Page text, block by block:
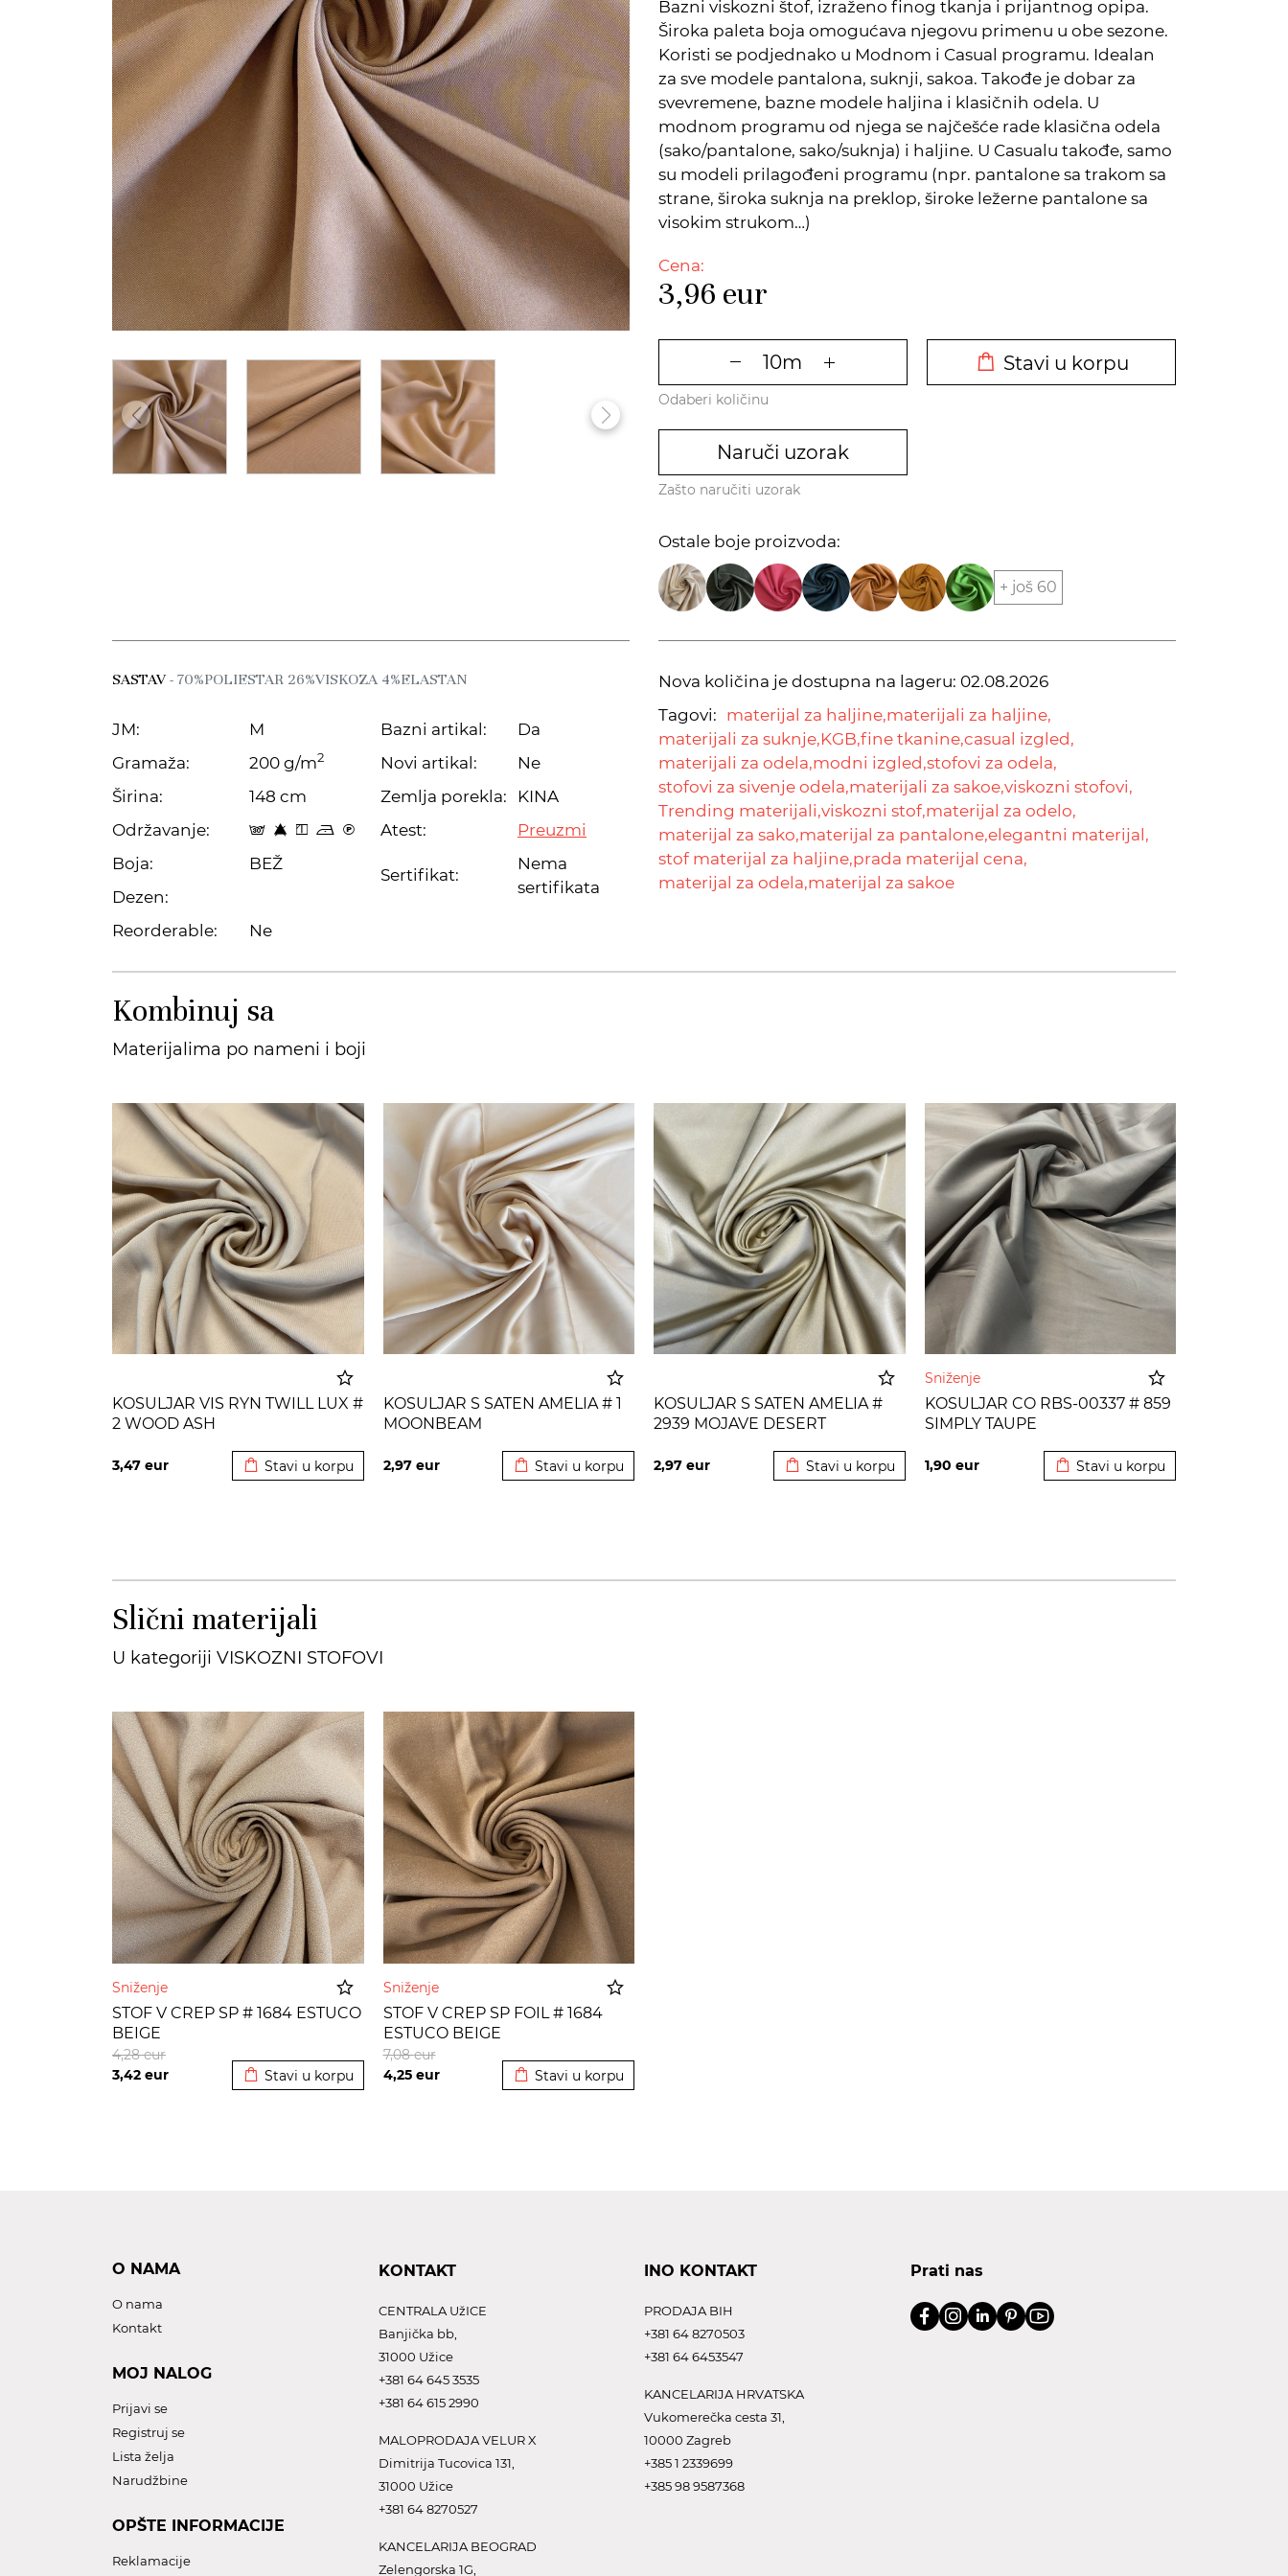
Bazni viskozni štof, izraženo finog tkanja i prijantnog opipa.
Široka paleta boja omogućava njegovu primenu u obe sezone.
Koristi se podjednako u Modnom i Casual programu. Idealan
za sve modele pantalona, suknji, sakoa. Takođe je dobar za
svevremene, bazne modele haljina i klasičnih odela. U
modnom programu od njega se najčešće rade klasična odela
(sako/pantalone, sako/suknja) i haljine. U Casualu takođe, samo
su modeli prilagođeni programu (npr. pantalone sa trakom sa
strane, široka suknja na preklop, široke ležerne pantalone sa
visokim strukom…)
Cena:
3,96 eur
Stavi u korpu
Odaberi količinu
Naruči uzorak
Zašto naručiti uzorak
Ostale boje proizvoda:
+ još 60
SASTAV- 70%POLIESTAR 26%VISKOZA 4%ELASTAN
JM:
M
Gramaža:
200 g/m2
Širina:
148 cm
Održavanje:
s 8 y o C
Boja:
BEŽ
Dezen:
Reorderable:
Ne
Bazni artikal:
Da
Novi artikal:
Ne
Zemlja porekla:
KINA
Atest:
Preuzmi
Sertifikat:
Nema
sertifikata
Nova količina je dostupna na lageru: 02.08.2026
Tagovi: materijal za haljine,materijali za haljine,
materijali za suknje,KGB,fine tkanine,casual izgled,
materijali za odela,modni izgled,stofovi za odela,
stofovi za sivenje odela,materijali za sakoe,viskozni stofovi,
Trending materijali,viskozni stof,materijal za odelo,
materijal za sako,materijal za pantalone,elegantni materijal,
stof materijal za haljine,prada materijal cena,
materijal za odela,materijal za sakoe
Kombinuj sa
Materijalima po nameni i boji
KOSULJAR VIS RYN TWILL LUX #
2 WOOD ASH
3,47 eur Stavi u korpu
KOSULJAR S SATEN AMELIA # 1
MOONBEAM
2,97 eur Stavi u korpu
KOSULJAR S SATEN AMELIA #
2939 MOJAVE DESERT
2,97 eur Stavi u korpu
Sniženje
KOSULJAR CO RBS-00337 # 859
SIMPLY TAUPE
1,90 eur Stavi u korpu
Slični materijali
U kategoriji VISKOZNI STOFOVI
Sniženje
STOF V CREP SP # 1684 ESTUCO
BEIGE
3,42 eur
4,28eur
Stavi u korpu
Sniženje
STOF V CREP SP FOIL # 1684
ESTUCO BEIGE
4,25 eur
7,08eur
Stavi u korpu
O NAMA
O nama
Kontakt
MOJ NALOG
Prijavi se
Registruj se
Lista želja
Narudžbine
OPŠTE INFORMACIJE
Reklamacije
KONTAKT
CENTRALA UžICE
Banjička bb,
31000 Užice
+381 64 645 3535
+381 64 615 2990
MALOPRODAJA VELUR X
Dimitrija Tucovica 131,
31000 Užice
+381 64 8270527
KANCELARIJA BEOGRAD
Zelengorska 1G,
INO KONTAKT
PRODAJA BIH
+381 64 8270503
+381 64 6453547
KANCELARIJA HRVATSKA
Vukomerečka cesta 31,
10000 Zagreb
+385 1 2339699
+385 98 9587368
Prati nas